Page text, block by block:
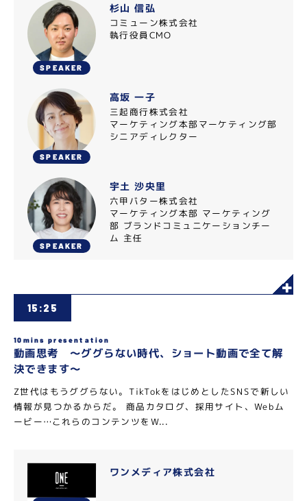
SPEAKER
杉山 信弘
コミューン株式会社
執行役員CMO
SPEAKER
高坂 一子
三起商行株式会社
マーケティング本部マーケティング部
シニアディレクター
SPEAKER
宇土 沙央里
六甲バター株式会社
マーケティング本部 マーケティング
部 ブランドコミュニケーションチー
ム 主任
15:25
10mins presentation
動画思考 〜ググらない時代、ショート動画で全て解
決できます〜
Z世代はもうググらない。TikTokをはじめとしたSNSで新しい
情報が見つかるからだ。 商品カタログ、採用サイト、Webム
ービー…これらのコンテンツをW...
ワンメディア株式会社